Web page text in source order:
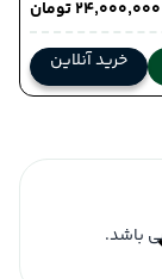
۲۴٬۰۰۰٬۰۰۰ تومان
خرید آنلاین